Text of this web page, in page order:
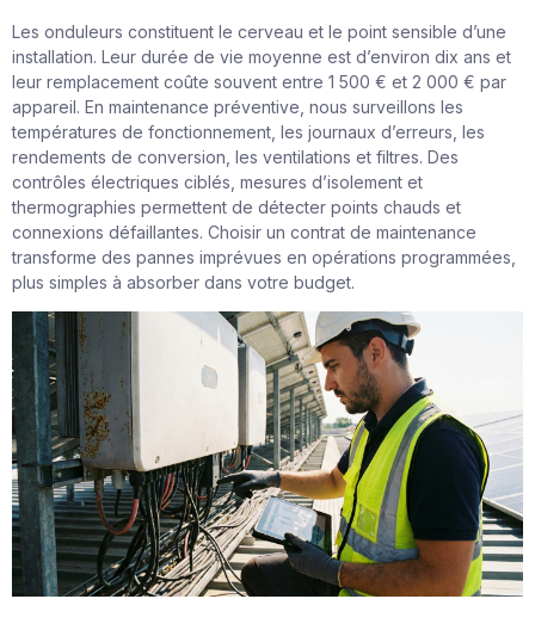
Les onduleurs constituent le cerveau et le point sensible d’une
installation. Leur durée de vie moyenne est d’environ dix ans et
leur remplacement coûte souvent entre 1 500 € et 2 000 € par
appareil. En maintenance préventive, nous surveillons les
températures de fonctionnement, les journaux d’erreurs, les
rendements de conversion, les ventilations et filtres. Des
contrôles électriques ciblés, mesures d’isolement et
thermographies permettent de détecter points chauds et
connexions défaillantes. Choisir un contrat de maintenance
transforme des pannes imprévues en opérations programmées,
plus simples à absorber dans votre budget.